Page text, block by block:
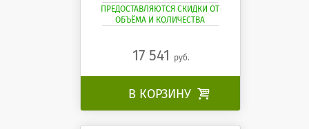
ПРЕДОСТАВЛЯЮТСЯ СКИДКИ ОТ
ОБЪЁМА И КОЛИЧЕСТВА
17 541 руб.
В КОРЗИНУ 